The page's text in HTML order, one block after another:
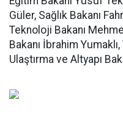
Güler, Sağlık Bakanı
Teknoloji Bakanı
Bakanı İbrahim
Ulaştırma ve Altyapı